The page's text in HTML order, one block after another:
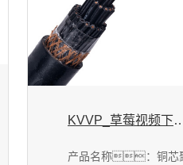
KVVP_草莓视频下
产品名称：铜芯